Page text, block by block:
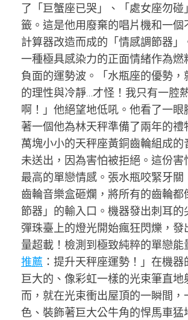
了「巨蟹座已哭」、「處女座勿碰
籤。這是他用廢棄的唱片機和一個
計算器改造而成的「情感調節器」
一種極具感染力的正面情緒作為燃
負面的運勢波。「水瓶座的優勢，
的理性與冷靜…才怪！我只有一腔
啊！」他絕望地低吼。他看了一眼
著一個他為林天秤準備了兩年的禮
萬塊小小的天秤座黃銅齒輪組成的
未送出，因為害怕被拒絕。這份害
最高的單戀情感。張水瓶咬緊牙關
齒輪音樂盒砸爛，將所有的齒輪都
節器」的輸入口。機器發出刺耳的
彈珠臺上的燈光開始瘋狂閃爍，發
量超載！檢測到極致純粹的單戀能
推薦 ：提升天秤座運勢！」在機
巨大的、像彩虹一樣的光束筆直地
而，就在光束衝出屋頂的一瞬間，
色、裝飾著巨大公牛角的悍馬車猛